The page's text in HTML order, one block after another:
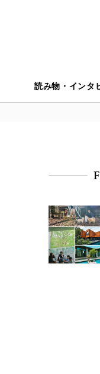
読み物・インタ